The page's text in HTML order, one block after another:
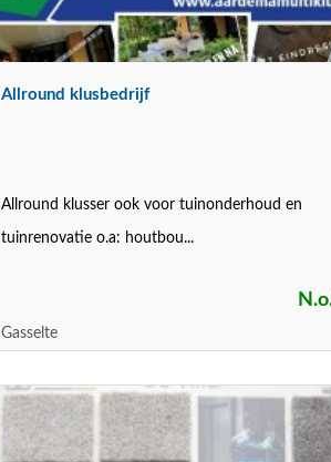
Allround klusbedrijf
Allround klusser ook voor tuinonderhoud en
tuinrenovatie o.a: houtbou...
Gasselte